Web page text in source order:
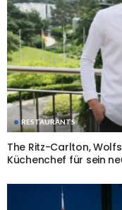
RESTAURANTS
The Ritz-Carlton,
Küchenchef für sein